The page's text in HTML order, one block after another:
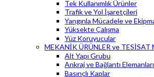
Tek Kullanımlık Ürünler
Trafik ve Yol İşaretçileri
Yangınla Mücadele ve
Yüksekte Çalışma
Yüz Koruyucular
MEKANİK ÜRÜNLER ve TESİSAT
Alt Yapı Grubu
Ankraj ve Bağlantı Elemanları
Basınçlı Kaplar